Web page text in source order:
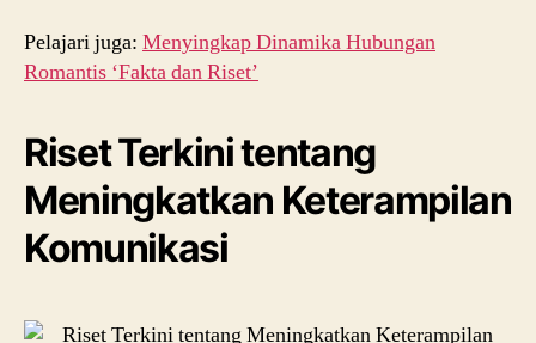
Pelajari juga: Menyingkap Dinamika Hubungan
Romantis ‘Fakta dan Riset’
Riset Terkini tentang
Meningkatkan Keterampilan
Komunikasi